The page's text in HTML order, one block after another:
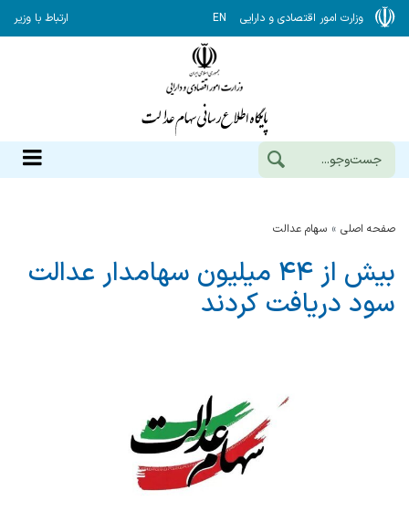
وزارت امور اقتصادی و دارایی EN ارتباط با وزیر
صفحه اصلی سهام عدالت
بیش از ۴۴ میلیون سهامدار عدالت
سود دریافت کردند